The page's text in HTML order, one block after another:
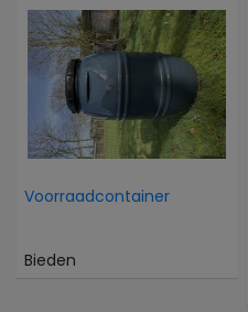
Voorraadcontainer
Bieden